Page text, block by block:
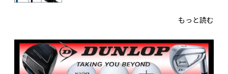
もっと読む